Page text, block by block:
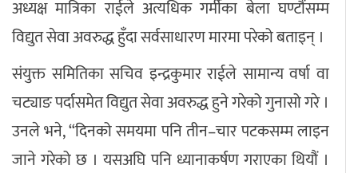
अध्यक्ष मात्रिका राईले अत्यधिक गर्मीका बेला घण्टौंसम्म
विद्युत सेवा अवरुद्ध हुँदा सर्वसाधारण मारमा परेको बताइन् ।
संयुक्त समितिका सचिव इन्द्रकुमार राईले सामान्य वर्षा वा
चट्याङ पर्दासमेत विद्युत सेवा अवरुद्ध हुने गरेको गुनासो गरे ।
उनले भने, “दिनको समयमा पनि तीन–चार पटकसम्म लाइन
जाने गरेको छ । यसअघि पनि ध्यानाकर्षण गराएका थियौं ।